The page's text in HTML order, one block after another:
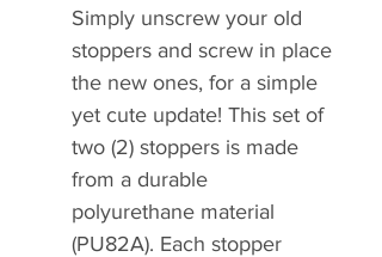
Simply unscrew your old
stoppers and screw in place
the new ones, for a simple
yet cute update! This set of
two (2) stoppers is made
from a durable
polyurethane material
(PU82A). Each stopper